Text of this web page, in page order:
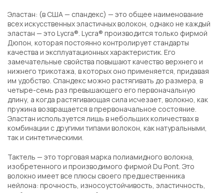
Эластан: (в США — спандекс) — это общее наименование
всех искусственных эластичных волокон, однако не каждый
эластан — это Lycra®. Lycra® производится только фирмой
Дюпон, которая постоянно контролирует стандарты
качества и эксплуатационных характеристик. Его
замечательные свойства повышают качество верхнего и
нижнего трикотажа, в которых оно применяется, придавая
им удобство. Спандекс можно растягивать до размера, в
четыре-семь раз превышающего его первоначальную
длину, а когда растягивающая сила исчезает, волокно, как
пружина возвращается в прервоначальное состояние.
Эластан используется лишь в небольших количествах в
комбинации с другими типами волокон, как натуральными,
так и синтетическими.
Тактель — это торговая марка полиамидного волокна,
изобретенного и производимого фирмой Du Pont. Это
волокно имеет все плюсы своего предшественника
нейлона: прочность, износоустойчивость, эластичность,